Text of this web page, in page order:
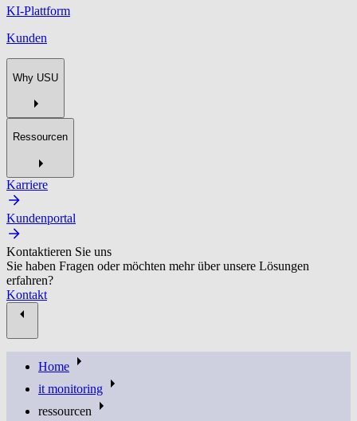
KI-Plattform
Kunden
Why USU
Ressourcen
Karriere
Kundenportal
Kontaktieren Sie uns
Sie haben Fragen oder möchten mehr über unsere Lösungen
erfahren?
Kontakt
Home
it monitoring
ressourcen